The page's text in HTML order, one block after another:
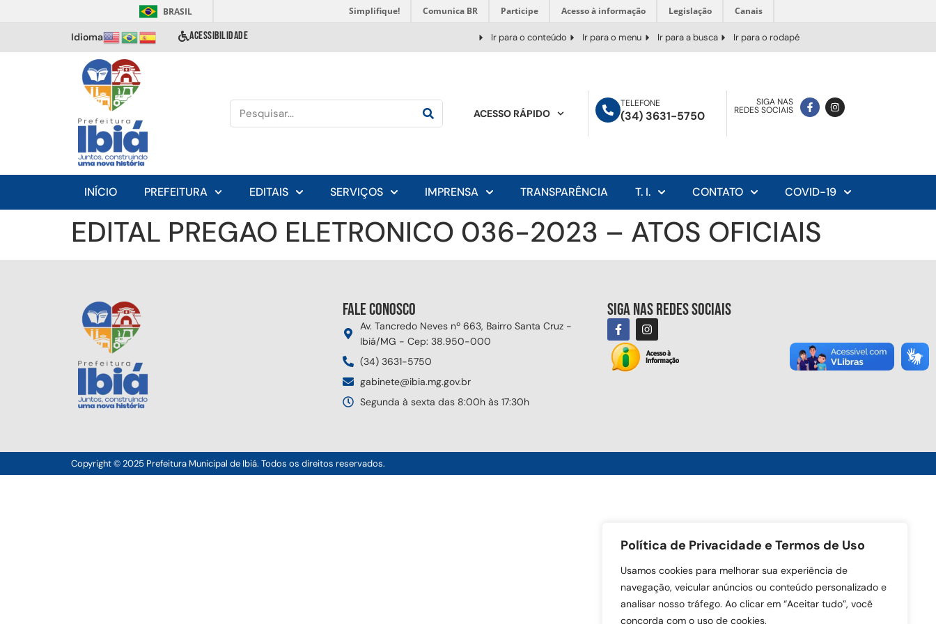
Política de Privacidade e Termos de Uso
Usamos cookies para melhorar sua experiência de
navegação, veicular anúncios ou conteúdo personalizado e
analisar nosso tráfego. Ao clicar em “Aceitar tudo”, você
concorda com o uso de cookies.
BRASIL Simplifique! Comunica BR Participe Acesso à informação Legislação Canais
Idioma ACESSIBILIDADE Ir para o conteúdo Ir para o menu Ir para a busca Ir para o rodapé
ACESSO RÁPIDO
TELEFONE
(34) 3631-5750
SIGA NAS
REDES SOCIAIS
INÍCIO PREFEITURA EDITAIS SERVIÇOS IMPRENSA TRANSPARÊNCIA T. I. CONTATO COVID-19
EDITAL PREGAO ELETRONICO 036-2023 – ATOS OFICIAIS
Fale conosco
Av. Tancredo Neves nº 663, Bairro Santa Cruz -
Ibiá/MG - Cep: 38.950-000
(34) 3631-5750
gabinete@ibia.mg.gov.br
Segunda à sexta das 8:00h às 17:30h
Siga nas redes sociais
Copyright © 2025 Prefeitura Municipal de Ibiá. Todos os direitos reservados.